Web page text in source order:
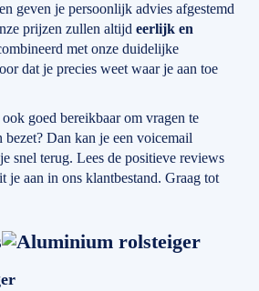
geven je persoonlijk advies afgestemd
prijzen zullen altijd eerlijk en
met onze duidelijke
dat je precies weet waar je aan toe
goed bereikbaar om vragen te
Dan kan je een voicemail
snel terug. Lees de positieve reviews
je aan in ons klantbestand. Graag tot